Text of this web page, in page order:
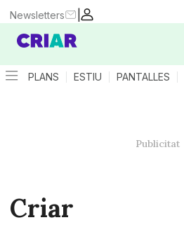
|
Newsletters
PLANS ESTIU PANTALLES
Criar